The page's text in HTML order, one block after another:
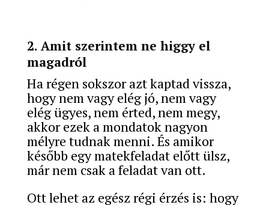
2. Amit szerintem ne higgy el
magadról
Ha régen sokszor azt kaptad vissza,
hogy nem vagy elég jó, nem vagy
elég ügyes, nem érted, nem megy,
akkor ezek a mondatok nagyon
mélyre tudnak menni. És amikor
később egy matekfeladat előtt ülsz,
már nem csak a feladat van ott.
Ott lehet az egész régi érzés is: hogy